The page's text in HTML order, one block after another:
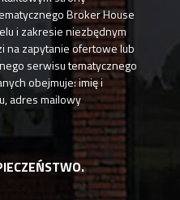
Broker House
i zakresie niezbędnym
na zapytanie ofertowe lub
serwisu tematycznego
obejmuje: imię i
adres mailowy